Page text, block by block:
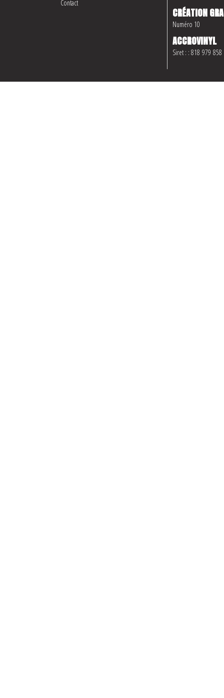
Contact
CRÉATION
Numéro 10
ACCROVINYL
Siret : : 818 979 858